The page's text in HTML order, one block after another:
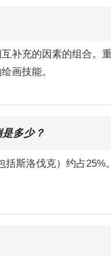
补充的因素的组合。
画技能。
多少？
括斯洛伐克）约占25%